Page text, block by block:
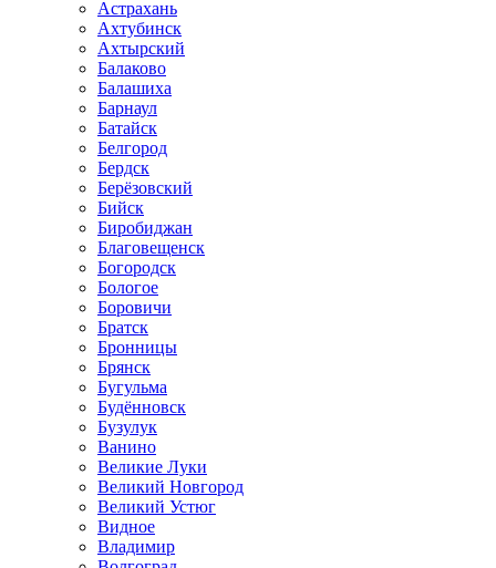
Астрахань
Ахтубинск
Ахтырский
Балаково
Балашиха
Барнаул
Батайск
Белгород
Бердск
Берёзовский
Бийск
Биробиджан
Благовещенск
Богородск
Бологое
Боровичи
Братск
Бронницы
Брянск
Бугульма
Будённовск
Бузулук
Ванино
Великие Луки
Великий Новгород
Великий Устюг
Видное
Владимир